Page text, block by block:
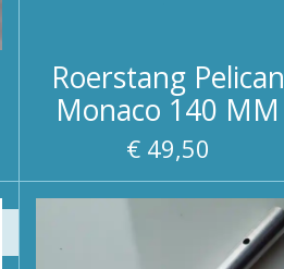
Roerstang Pelican
Monaco 140 MM
€ 49,50